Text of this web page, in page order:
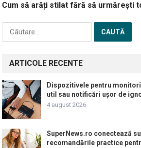
Cum să arăți stilat fără să urmărești
Caută
ARTICOLE RECENTE
Dispozitivele pentru
util sau notificări ușor de
4 august 2026
SuperNews.ro conectează
recomandările practice